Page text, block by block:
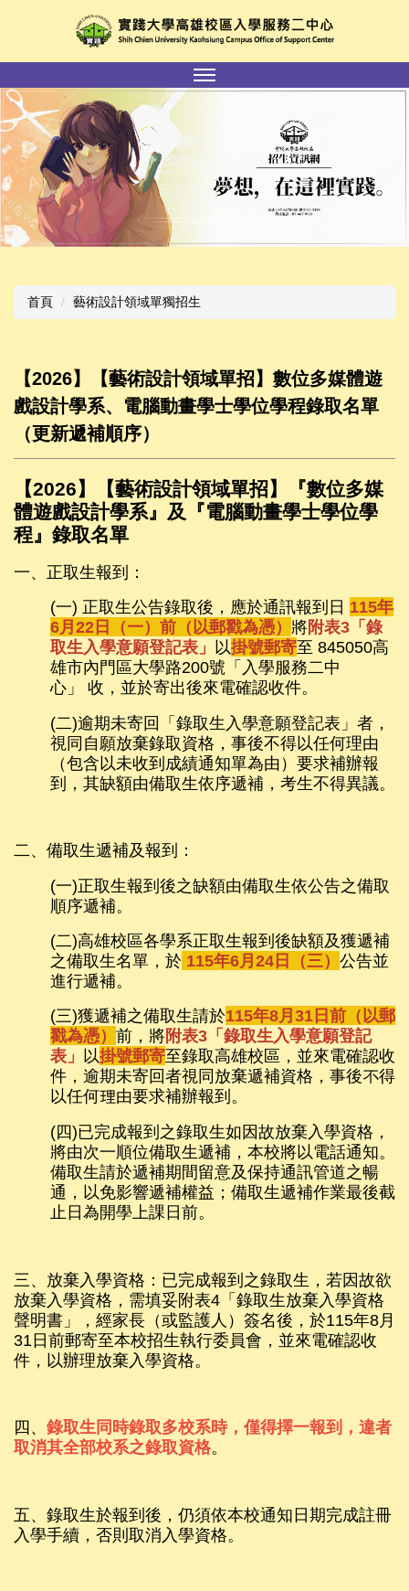
內
容
區
首頁 藝術設計領域單獨招生
【2026】【藝術設計領域單招】數位多媒體遊
戲設計學系、電腦動畫學士學位學程錄取名單
（更新遞補順序）
【2026】【藝術設計領域單招】『數位多媒
體遊戲設計學系』及『電腦動畫學士學位學
程』錄取名單
一、正取生報到：
(一) 正取生公告錄取後，應於通訊報到日 115年
6月22日（一）前（以郵戳為憑） 將附表3「錄
取生入學意願登記表」 以掛號郵寄至 845050高
雄市內門區大學路200號「入學服務二中
心」 收，並於寄出後來電確認收件。
(二)逾期未寄回「錄取生入學意願登記表」者，
視同自願放棄錄取資格，事後不得以任何理由
（包含以未收到成績通知單為由）要求補辦報
到，其缺額由備取生依序遞補，考生不得異議。
二、備取生遞補及報到：
(一)正取生報到後之缺額由備取生依公告之備取
順序遞補。
(二)高雄校區各學系正取生報到後缺額及獲遞補
之備取生名單，於 115年6月24日（三） 公告並
進行遞補。
(三)獲遞補之備取生請於115年8月31日前（以郵
戳為憑） 前，將附表3「錄取生入學意願登記
表」 以掛號郵寄至錄取高雄校區，並來電確認收
件，逾期未寄回者視同放棄遞補資格，事後不得
以任何理由要求補辦報到。
(四)已完成報到之錄取生如因故放棄入學資格，
將由次一順位備取生遞補，本校將以電話通知。
備取生請於遞補期間留意及保持通訊管道之暢
通，以免影響遞補權益；備取生遞補作業最後截
止日為開學上課日前。
三、放棄入學資格：已完成報到之錄取生，若因故欲
放棄入學資格，需填妥附表4「錄取生放棄入學資格
聲明書」，經家長（或監護人）簽名後，於115年8月
31日前郵寄至本校招生執行委員會，並來電確認收
件，以辦理放棄入學資格。
四、 錄取生同時錄取多校系時，僅得擇一報到，違者
取消其全部校系之錄取資格。
五、錄取生於報到後，仍須依本校通知日期完成註冊
入學手續，否則取消入學資格。